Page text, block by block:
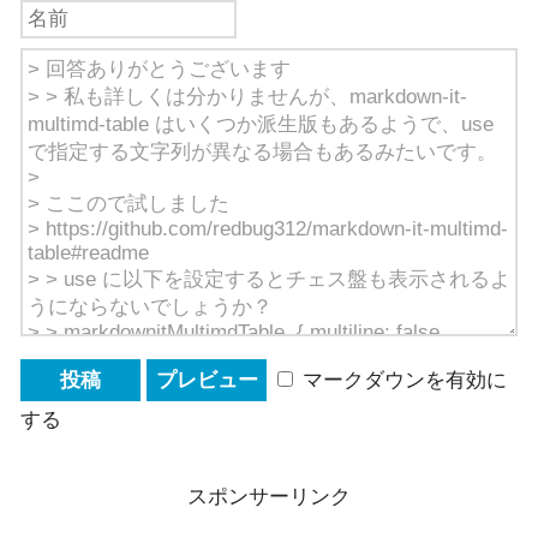
マークダウンを有効に
する
スポンサーリンク